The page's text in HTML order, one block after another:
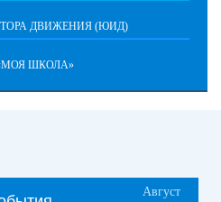
ДВИЖЕНИЯ (ЮИД)
ШКОЛА»
Август